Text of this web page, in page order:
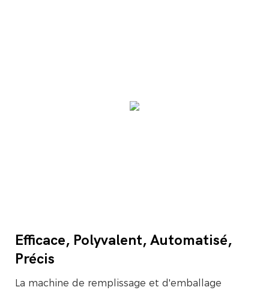
Efficace, Polyvalent, Automatisé,
Précis
La machine de remplissage et d'emballage